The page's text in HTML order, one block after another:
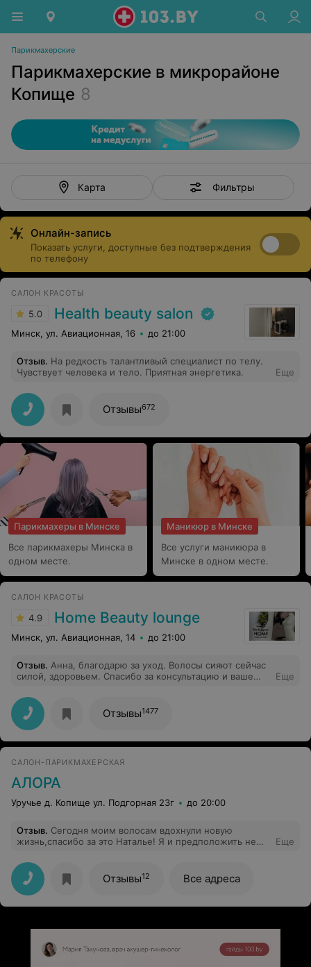
Парикмахерские
Парикмахерские в микрорайоне
Копище 8
Карта Фильтры
Онлайн-запись
Показать услуги, доступные без подтверждения
по телефону
САЛОН КРАСОТЫ
5.0 Health beauty salon
Минск, ул. Авиационная, 16 до 21:00
Отзыв. На редкость талантливый специалист по телу.
Чувствует человека и тело. Приятная энергетика.
Еще
Отзывы672
Парикмахеры в Минске
Все парикмахеры Минска в
одном месте.
Маникюр в Минске
Все услуги маникюра в
Минске в одном месте.
САЛОН КРАСОТЫ
4.9 Home Beauty lounge
Минск, ул. Авиационная, 14 до 21:00
Отзыв. Анна, благодарю за уход. Волосы сияют сейчас
силой, здоровьем. Спасибо за консультацию и ваше
Еще
Отзывы1477
САЛОН-ПАРИКМАХЕРСКАЯ
АЛОРА
Уручье д. Копище ул. Подгорная 23г до 20:00
Отзыв. Сегодня моим волосам вдохнули новую
жизнь,спасибо за это Наталье! Я и предположить не
живые и блестящие.Отдельное спасибо за
стрижку.Она шикарная, такая о которой я
мечтала:линии прострижены идеально! Чем больше
смотрю, тем больше он мне нравится!
Еще
Отзывы12 Все адреса